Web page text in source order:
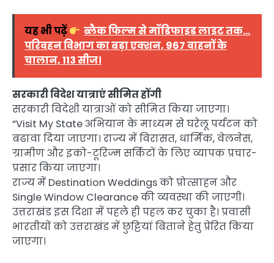
यह भी पढ़ें
ब्लैक फिल्म से मॉडिफाइड लाइट तक…
परिवहन विभाग का बड़ा एक्शन, 967 वाहनों के
चालान, 113 सीज।
सरकारी विदेश यात्राएं सीमित होंगी
सरकारी विदेशी यात्राओं को सीमित किया जाएगा।
“Visit My State अभियान के माध्यम से घरेलू पर्यटन को
बढावा दिया जाएगा। राज्य में विरासत, धार्मिक, वेलनेस,
ग्रामीण और इको-टूरिज्म सर्किटों के लिए व्यापक प्रचार-
प्रसार किया जाएगा।
राज्य में Destination Weddings को प्रोत्साहन और
Single Window Clearance की व्यवस्था की जाएगी।
उत्तराखंड इस दिशा में पहले ही पहल कर चुका है। प्रवासी
भारतीयों को उत्तराखंड में छुट्टियां बिताने हेतु प्रेरित किया
जाएगा।